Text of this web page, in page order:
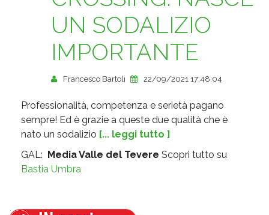
UN SODALIZIO
IMPORTANTE
Francesco Bartoli 22/09/2021 17:48:04
Professionalità, competenza e serietà pagano
sempre! Ed è grazie a queste due qualità che è
nato un sodalizio [... leggi tutto ]
GAL: Media Valle del Tevere Scopri tutto su
Bastia Umbra